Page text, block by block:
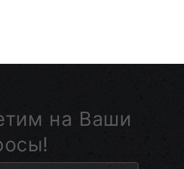
на Ваши